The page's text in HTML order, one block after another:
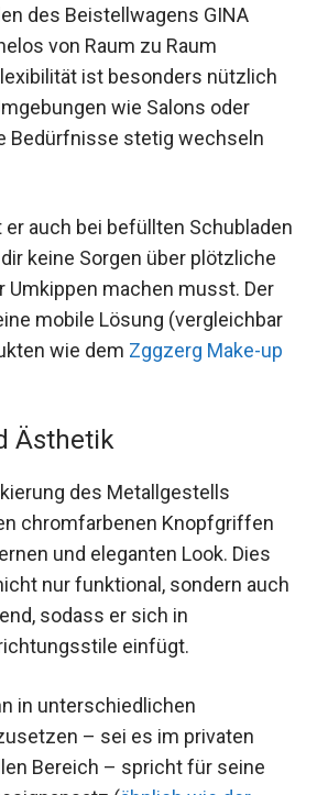
des Beistellwagens GINA
von Raum zu Raum
ist besonders nützlich
wie Salons oder
Bedürfnisse stetig wechseln
auch bei befüllten Schubladen
keine Sorgen über plötzliche
Umkippen machen musst. Der
mobile Lösung (vergleichbar
wie dem Zggzerg Make-up
Ästhetik
des Metallgestells
chromfarbenen Knopfgriffen
und eleganten Look. Dies
nur funktional, sondern auch
sodass er sich in
einfügt.
in unterschiedlichen
– sei es im privaten
Bereich – spricht für seine